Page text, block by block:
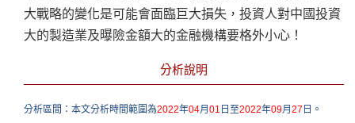
大戰略的變化是可能會面臨巨大損失，投資人對中國投資
大的製造業及曝險金額大的金融機構要格外小心！
分析說明
分析區間：本文分析時間範圍為2022年04月01 日至2022年09月27 日。